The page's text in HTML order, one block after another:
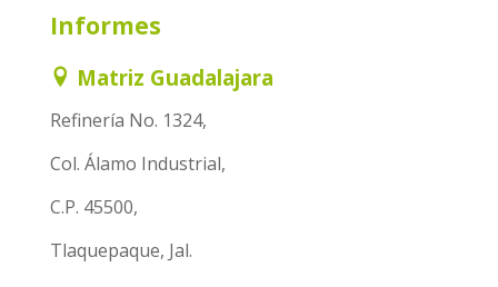
Informes
Matriz Guadalajara
Refinería No. 1324,
Col. Álamo Industrial,
C.P. 45500,
Tlaquepaque, Jal.